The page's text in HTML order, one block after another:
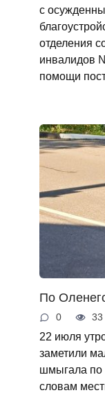
с
отделения
инвалидов
помощи
По
0 33
22 июля
заметили
шмыгала по
словам